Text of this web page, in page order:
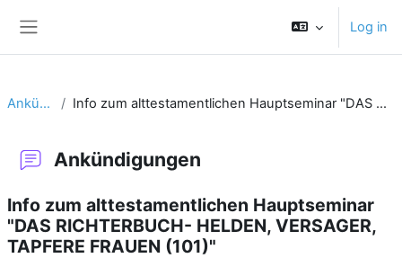
Log in
Ankündigungen Info zum alttestamentlichen Hauptseminar "DAS RICHTERBUCH- HELDEN, VERSAGER, TAPFERE FRAUEN (101)"
Ankündigungen
Info zum alttestamentlichen Hauptseminar
"DAS RICHTERBUCH- HELDEN, VERSAGER,
TAPFERE FRAUEN (101)"